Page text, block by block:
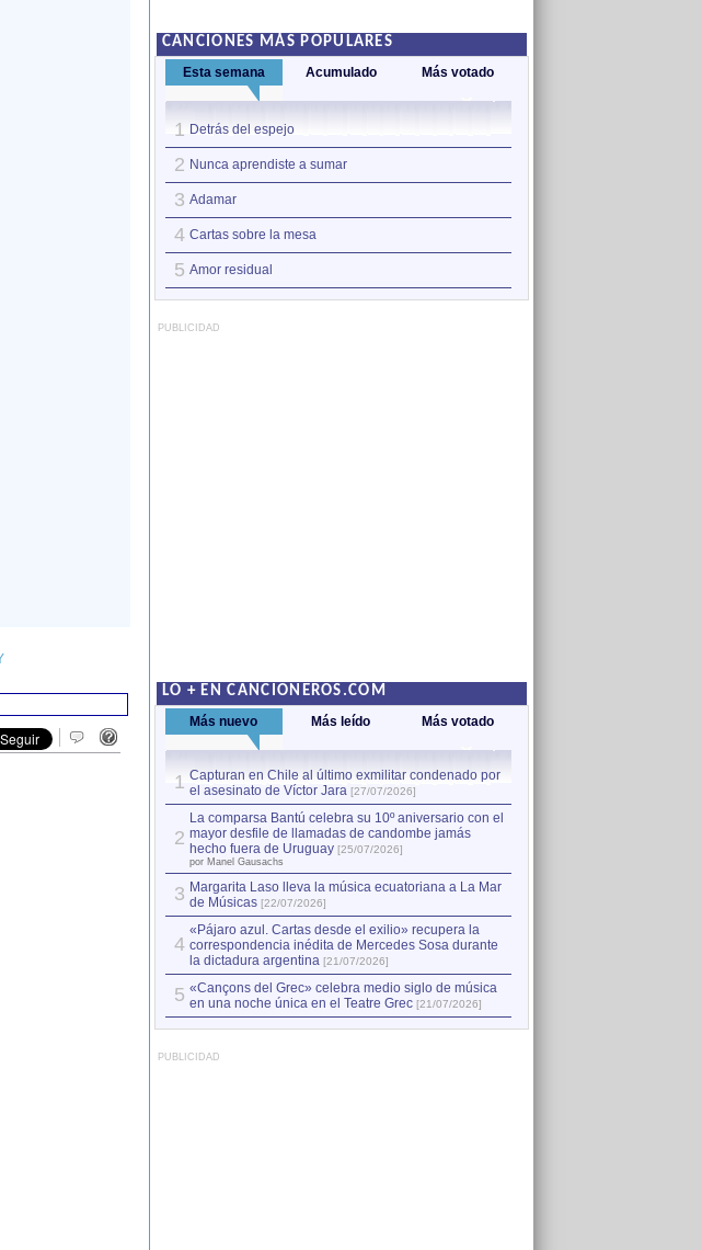
CANCIONES MÁS POPULARES
Esta semana Acumulado Más votado
1 Detrás del espejo
2 Nunca aprendiste a sumar
3 Adamar
4 Cartas sobre la mesa
5 Amor residual
PUBLICIDAD
LO + EN CANCIONEROS.COM
Más nuevo Más leído Más votado
1 Capturan en Chile al último exmilitar condenado por
el asesinato de Víctor Jara [27/07/2026]
2
La comparsa Bantú celebra su 10º aniversario con el
mayor desfile de llamadas de candombe jamás
hecho fuera de Uruguay [25/07/2026]
por Manel Gausachs
3 Margarita Laso lleva la música ecuatoriana a La Mar
de Músicas [22/07/2026]
4
«Pájaro azul. Cartas desde el exilio» recupera la
correspondencia inédita de Mercedes Sosa durante
la dictadura argentina [21/07/2026]
5 «Cançons del Grec» celebra medio siglo de música
en una noche única en el Teatre Grec [21/07/2026]
PUBLICIDAD